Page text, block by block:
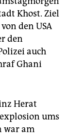
Khost. Ziel
den USA
den
auch
Ghani
Herat
ums
war am